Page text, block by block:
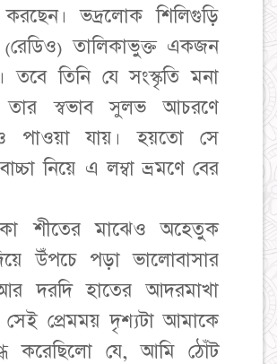
ভদ্রলোক শিলিগুড়ি
তালিকাভুক্ত একজন
তবে তিনি যে সংস্কৃতি মনা
তার স্বভাব সুলভ আচরণে
পাওয়া যায়। হয়তো সে
নিয়ে এ লম্বা ভ্রমণে বের
শীতের মাঝেও অহেতুক
উঁপচে পড়া ভালোবাসার
আর দরদি হাতের আদরমাখা
সেই প্রেমময় দৃশ্যটা আমাকে
করেছিলো যে, আমি ঠোঁট